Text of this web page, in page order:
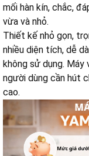
mối hàn kín, chắc,
vừa và nhỏ.
Thiết kế nhỏ gọn,
nhiều diện tích, dễ
không sử dụng. Máy
người dùng cần hút
cao.